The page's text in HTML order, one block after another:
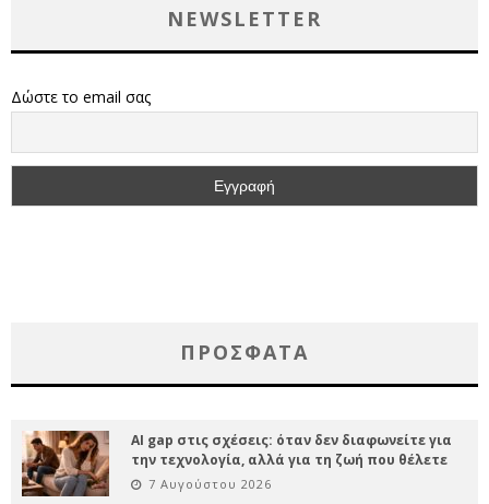
NEWSLETTER
Δώστε το email σας
ΠΡΌΣΦΑΤΑ
AI gap στις σχέσεις: όταν δεν διαφωνείτε για
την τεχνολογία, αλλά για τη ζωή που θέλετε
7 Αυγούστου 2026